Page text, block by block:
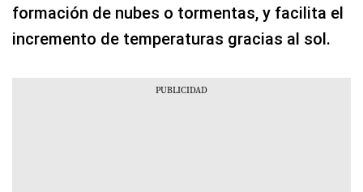
formación de nubes o tormentas, y facilita el
incremento de temperaturas gracias al sol.